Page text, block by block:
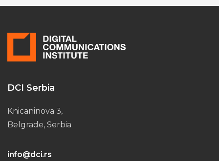
DCI Serbia
Knicaninova 3,
Belgrade, Serbia
info@dci.rs